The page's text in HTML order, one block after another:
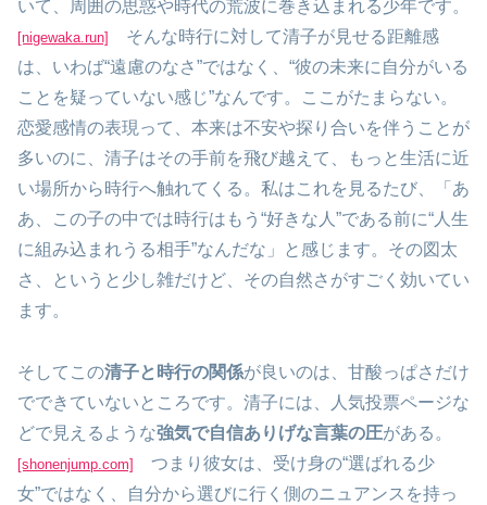
いて、周囲の思惑や時代の荒波に巻き込まれる少年です。
[nigewaka.run]
そんな時行に対して清子が見せる距離感
は、いわば“遠慮のなさ”ではなく、“彼の未来に自分がいる
ことを疑っていない感じ”なんです。ここがたまらない。
恋愛感情の表現って、本来は不安や探り合いを伴うことが
多いのに、清子はその手前を飛び越えて、もっと生活に近
い場所から時行へ触れてくる。私はこれを見るたび、「あ
あ、この子の中では時行はもう“好きな人”である前に“人生
に組み込まれうる相手”なんだな」と感じます。その図太
さ、というと少し雑だけど、その自然さがすごく効いてい
ます。
そしてこの清子と時行の関係が良いのは、甘酸っぱさだけ
でできていないところです。清子には、人気投票ページな
どで見えるような強気で自信ありげな言葉の圧がある。
[shonenjump.com]
つまり彼女は、受け身の“選ばれる少
女”ではなく、自分から選びに行く側のニュアンスを持っ